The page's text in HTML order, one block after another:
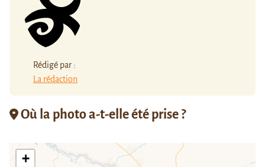
Rédigé par :
La rédaction
Où la photo a-t-elle été prise ?
+